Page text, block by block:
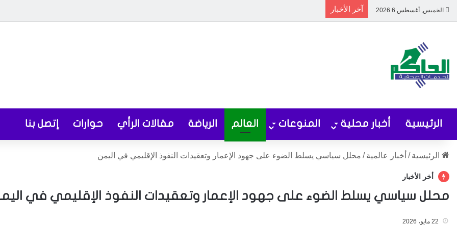
الخميس, أغسطس 6 2026 آخر الأخبار
الرئيسية أخبار محلية المنوعات العالم الرياضة مقالات الرأي حوارات إتصل بنا
الرئيسية / أخبار عالمية / محلل سياسي يسلط الضوء على جهود الإعمار وتعقيدات النفوذ الإقليمي في اليمن
أخر الأخبار
محلل سياسي يسلط الضوء على جهود الإعمار وتعقيدات النفوذ الإقليمي في
22 مايو، 2026